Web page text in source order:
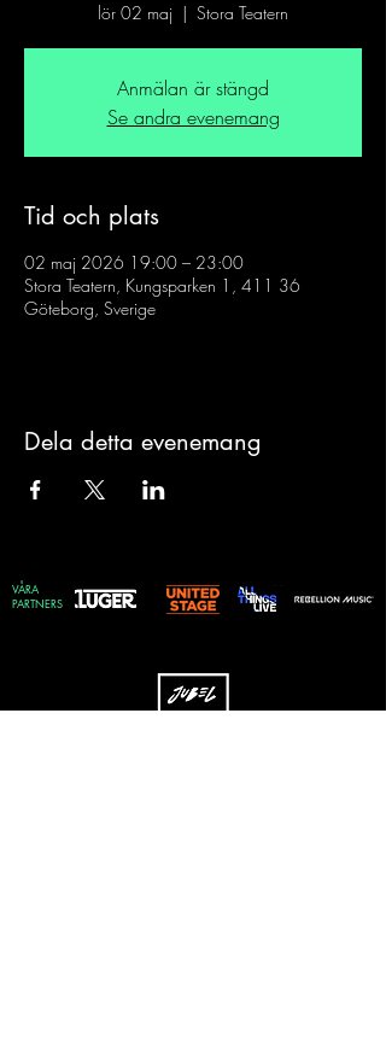
lör 02 maj
  |
Stora Teatern
Anmälan är stängd
Se andra evenemang
Tid och plats
02 maj 2026 19:00 – 23:00
Stora Teatern, Kungsparken 1, 411 36
Göteborg, Sverige
Dela detta evenemang
VÅRA
PARTNERS